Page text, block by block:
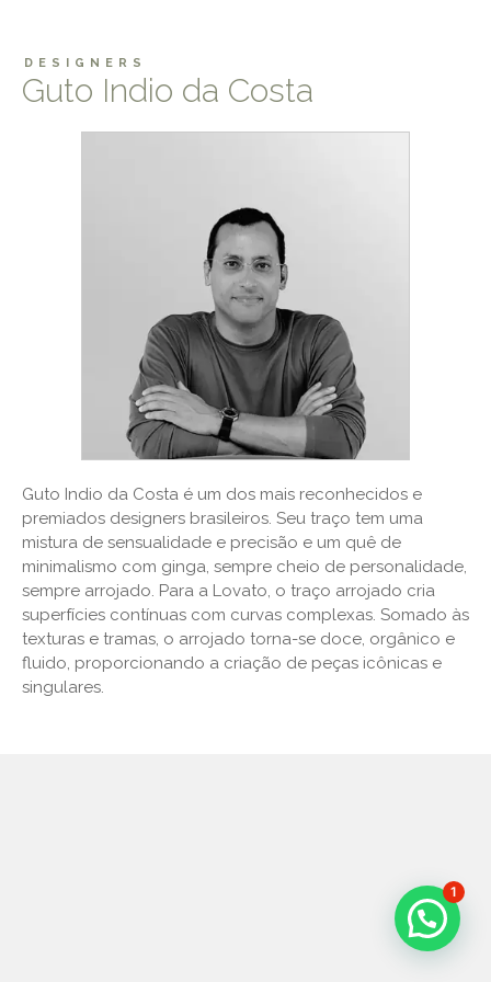
DESIGNERS
Guto Indio da Costa
Guto Indio da Costa é um dos mais reconhecidos e
premiados designers brasileiros. Seu traço tem uma
mistura de sensualidade e precisão e um quê de
minimalismo com ginga, sempre cheio de personalidade,
sempre arrojado. Para a Lovato, o traço arrojado cria
superfícies contínuas com curvas complexas. Somado às
texturas e tramas, o arrojado torna-se doce, orgânico e
fluido, proporcionando a criação de peças icônicas e
singulares.
1